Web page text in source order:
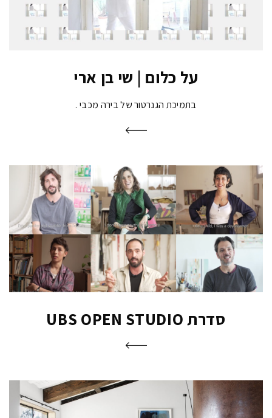
על כלום | שי בן ארי
בתמיכת הגנרטור של בירה מכבי
סדרת UBS OPEN STUDIO